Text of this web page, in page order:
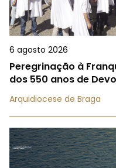
6 agosto 2026
Peregrinação à
dos 550 anos de
Arquidiocese de Braga